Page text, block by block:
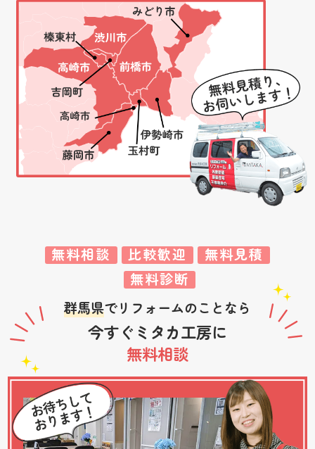
無料相談 比較歓迎
無料見積
無料診断
群馬県でリフォームのことなら
今すぐミタカ工房に
無料相談